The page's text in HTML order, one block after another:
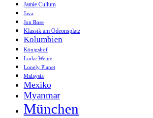
Jamie Cullum
Java
Jon Rose
Klassik am Odeonsplatz
Kolumbien
Königshof
Linke Weine
Lonely Planet
Malaysia
Mexiko
Myanmar
München